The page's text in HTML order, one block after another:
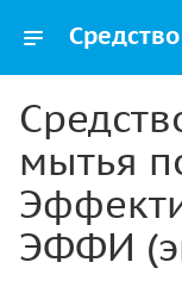
мытья
ЭФФИ